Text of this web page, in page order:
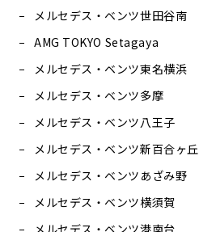
メルセデス・ベンツ世田谷南
AMG TOKYO Setagaya
メルセデス・ベンツ東名横浜
メルセデス・ベンツ多摩
メルセデス・ベンツ八王子
メルセデス・ベンツ新百合ヶ丘
メルセデス・ベンツあざみ野
メルセデス・ベンツ横須賀